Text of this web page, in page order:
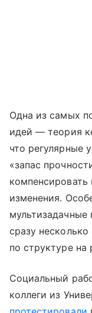
Одна из самых
идей — теория
что регулярные
«запас
компенсировать
изменения.
сразу
по структуре на
Социальный
коллеги из